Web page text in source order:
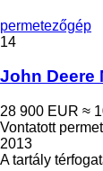
permetezőgép
14
John Deere
28 900 EUR ≈
Vontatott
2013
A tartály